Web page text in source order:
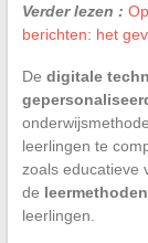
Verder lezen :
berichten: het
De digitale
leerlingen te
zoals educatieve
de leermethoden
leerlingen.